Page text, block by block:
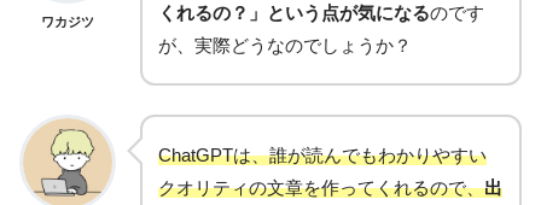
ワカジツ
くれるの？」という点が気になるのです
が、実際どうなのでしょうか？
ChatGPTは、誰が読んでもわかりやすい
クオリティの文章を作ってくれるので、出